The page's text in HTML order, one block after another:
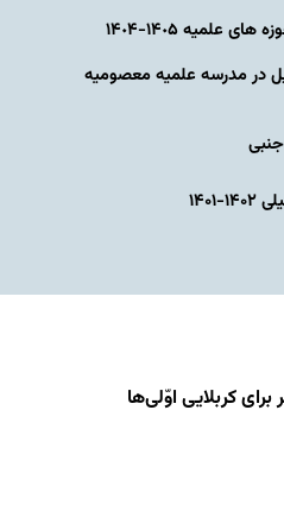
علمیه ١۴٠۵-١۴٠۴
در مدرسه علمیه معصومیه
کربلایی اوّلی‌ها